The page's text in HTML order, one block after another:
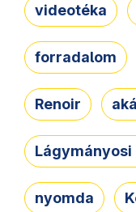
videotéka
forradalom
Renoir
Lágymányosi
nyomda